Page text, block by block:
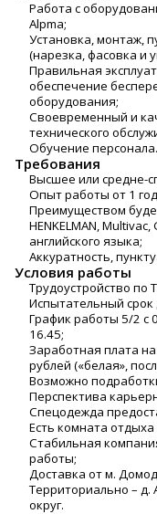
Работа с
Alpma;
Установка, монтаж,
(нарезка, фасовка и
Правильная
обеспечение
оборудования;
Своевременный и
технического
Обучение персонала.
Требования
Высшее или средне-
Опыт работы от 1
Преимуществом
HENKELMAN,
английского языка;
Аккуратность,
Условия работы
Трудоустройство по
Испытательный срок
График работы 5/2 с
16.45;
Заработная плата
рублей («белая»,
Возможно
Перспектива
Спецодежда
Есть комната
Стабильная
работы;
Доставка от м.
Территориально – д.
округ.